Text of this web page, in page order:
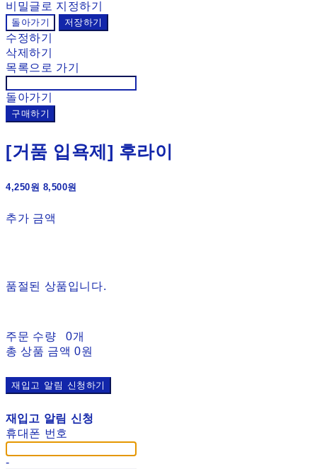
비밀글로 지정하기
돌아가기 저장하기
수정하기
삭제하기
목록으로 가기
돌아가기
구매하기
[거품 입욕제] 후라이
4,250원 8,500원
추가 금액
품절된 상품입니다.
주문 수량
0개
총 상품 금액 0원
재입고 알림 신청하기
재입고 알림 신청
휴대폰 번호
-